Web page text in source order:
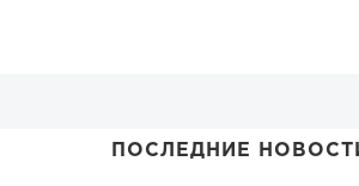
ПОСЛЕДНИЕ